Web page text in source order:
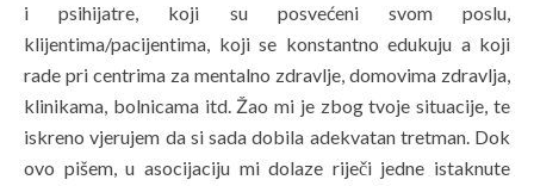
i psihijatre, koji su posvećeni svom poslu,
klijentima/pacijentima, koji se konstantno edukuju a koji
rade pri centrima za mentalno zdravlje, domovima zdravlja,
klinikama, bolnicama itd. Žao mi je zbog tvoje situacije, te
iskreno vjerujem da si sada dobila adekvatan tretman. Dok
ovo pišem, u asocijaciju mi dolaze riječi jedne istaknute